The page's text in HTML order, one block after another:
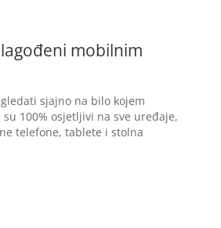
mobilnim
sjajno na bilo kojem
100% osjetljivi na sve uređaje,
telefone, tablete i stolna